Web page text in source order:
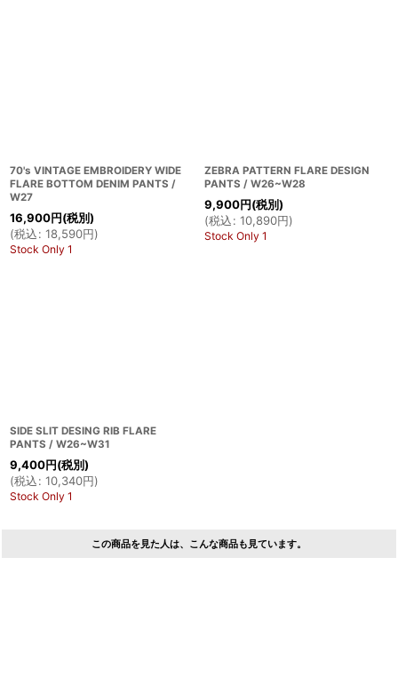
70's VINTAGE EMBROIDERY WIDE
FLARE BOTTOM DENIM PANTS /
W27
16,900円(税別)
(税込: 18,590円)
Stock Only 1
ZEBRA PATTERN FLARE DESIGN
PANTS / W26~W28
9,900円(税別)
(税込: 10,890円)
Stock Only 1
SIDE SLIT DESING RIB FLARE
PANTS / W26~W31
9,400円(税別)
(税込: 10,340円)
Stock Only 1
この商品を見た人は、こんな商品も見ています。